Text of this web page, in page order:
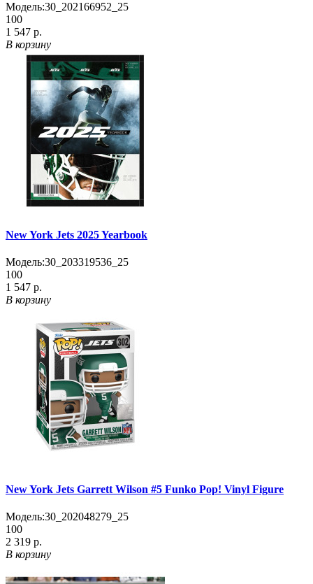
Модель:30_202166952_25
100
1 547 р.
В корзину
New York Jets 2025 Yearbook
Модель:30_203319536_25
100
1 547 р.
В корзину
New York Jets Garrett Wilson #5 Funko Pop! Vinyl Figure
Модель:30_202048279_25
100
2 319 р.
В корзину